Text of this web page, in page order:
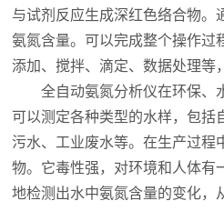
与试剂反应生成深红色络合物。
氨氮含量。可以完成整个操作过
添加、搅拌、滴定、数据处理等
全自动氨氮分析仪在环保、
可以测定各种类型的水样，包括
污水、工业废水等。在生产过程
物。它毒性强，对环境和人体有
地检测出水中氨氮含量的变化，